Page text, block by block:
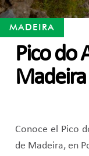
MADEIRA
Pico do
Madeira
Conoce el Pico
de Madeira, en